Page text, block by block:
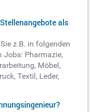
als
z.B. in folgenden
Jobs: Pharmazie,
Möbel,
Textil, Leder,